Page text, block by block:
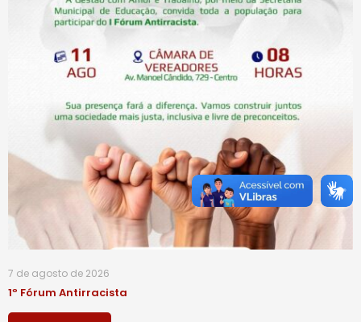
7 de agosto de 2026
1º Fórum Antirracista